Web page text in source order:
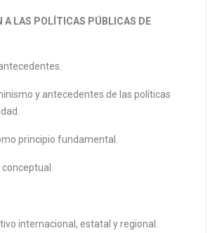
A LAS POLÍTICAS PÚBLICAS DE
y antecedentes de las políticas
principio fundamental.
internacional, estatal y regional.